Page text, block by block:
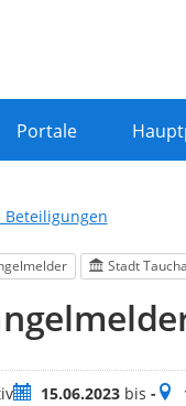
Portale
Beteiligungen
Stadt Taucha
Zeitraum
15.06.2023bis -